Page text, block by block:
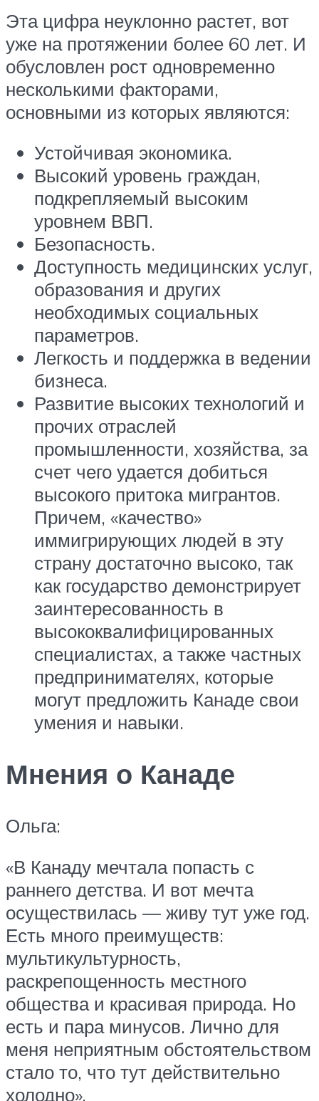
Эта цифра неуклонно растет, вот
уже на протяжении более 60 лет. И
обусловлен рост одновременно
несколькими факторами,
основными из которых являются:
Устойчивая экономика.
Высокий уровень граждан,
подкрепляемый высоким
уровнем ВВП.
Безопасность.
Доступность медицинских услуг,
образования и других
необходимых социальных
параметров.
Легкость и поддержка в ведении
бизнеса.
Развитие высоких технологий и
прочих отраслей
промышленности, хозяйства, за
счет чего удается добиться
высокого притока мигрантов.
Причем, «качество»
иммигрирующих людей в эту
страну достаточно высоко, так
как государство демонстрирует
заинтересованность в
высококвалифицированных
специалистах, а также частных
предпринимателях, которые
могут предложить Канаде свои
умения и навыки.
Мнения о Канаде
Ольга:
«В Канаду мечтала попасть с
раннего детства. И вот мечта
осуществилась ― живу тут уже год.
Есть много преимуществ:
мультикультурность,
раскрепощенность местного
общества и красивая природа. Но
есть и пара минусов. Лично для
меня неприятным обстоятельством
стало то, что тут действительно
холодно».